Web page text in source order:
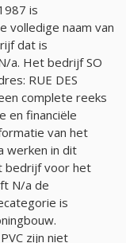
is
volledige naam van
dat is
a. Het bedrijf SO
RUE DES
complete reeks
en financiële
van het
werken in dit
bedrijf voor het
N/a de
is
zijn niet